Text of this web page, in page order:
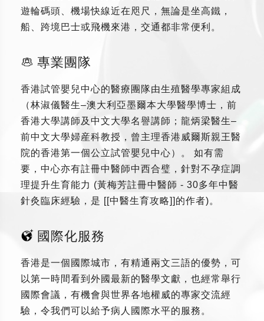
遊輪碼頭、機場快線近在咫尺，無論是坐高鐵，
船、跨境巴士或飛機來港，交通都非常便利。
專業團隊
香港試管嬰兒中心的醫療團隊由生殖醫學專家組成
（林淑儀醫生–澳大利亞墨爾本大學醫學博士，前
香港大學講師及中文大學名譽講師；龍炳梁醫生–
前中文大學婦産科教授，曾主理香港威爾斯親王醫
院的香港第一個公立試管嬰兒中心）。 如有需
要，中心亦有註冊中醫師中西合璧，針對不孕症調
理提升生育能力 (黃梅芳註冊中醫師 - 30多年中醫
針灸臨床經驗，是 [[中醫生育攻略]]的作者)。
國際化服務
香港是一個國際城市，有精通兩文三語的優勢，可
以第一時間看到外國最新的醫學文獻，也經常舉行
國際會議，有機會與世界各地權威的專家交流經
驗，令我們可以給予病人國際水平的服務。